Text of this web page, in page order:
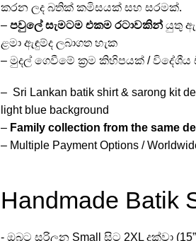
කරන ලද බතික් කමිසයක් සහ සරමක්.
– පවුලේ සැමටම එකම රටාවකින් යුතු
ළමා ඇඳුම්ද ලබාගත හැක
– මුදල් ගෙවීමේ ක්‍රම කිහිපයක් /
– Sri Lankan batik shirt & sarong kit
light blue background
– Family collection from the same
– Multiple Payment Options /
Handmade Batik
- ඔබට සරිලන Small සිට 2XL දක්වා